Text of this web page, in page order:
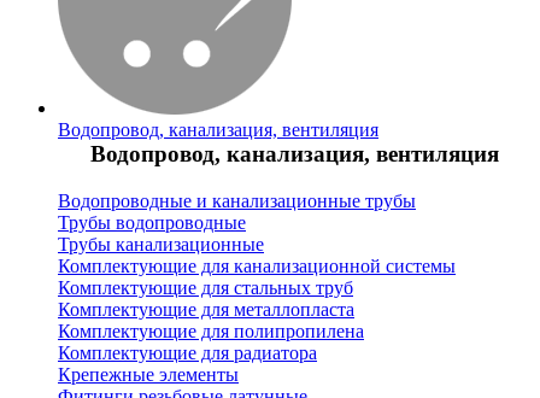
Водопровод, канализация, вентиляция
Водопровод, канализация, вентиляция
Водопроводные и канализационные трубы
Трубы водопроводные
Трубы канализационные
Комплектующие для канализационной системы
Комплектующие для стальных труб
Комплектующие для металлопласта
Комплектующие для полипропилена
Комплектующие для радиатора
Крепежные элементы